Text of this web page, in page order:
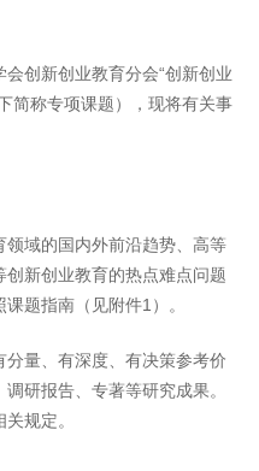
创新创业教育分会“创新创业
简称专项课题），现将有关事
域的国内外前沿趋势、高等
新创业教育的热点难点问题
题指南（见附件1）。
量、有深度、有决策参考价
研报告、专著等研究成果。
规定。